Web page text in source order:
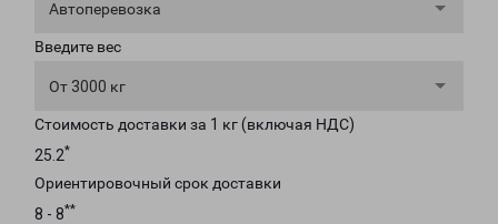
Автоперевозка
Введите вес
От 3000 кг
Стоимость доставки за 1 кг (включая НДС)
25.2*
Ориентировочный срок доставки
8 - 8**